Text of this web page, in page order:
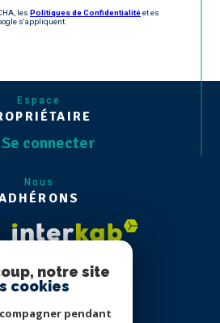
les Politiques de Confidentialitéet es
s'appliquent.
Espace
Se connecter
Nous
notre site
cookies
pendant